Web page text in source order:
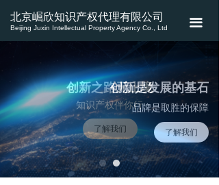
끀
首页
业务介绍
新闻资讯
联系我们
北京崛欣知识产权代理有限公司
Beijing Juxin Intellectual Property Agency Co., Ltd
知识产权伴你行
创新之路无止境
了解我们
品牌是取胜的保障
创新是发展的基石
了解我们